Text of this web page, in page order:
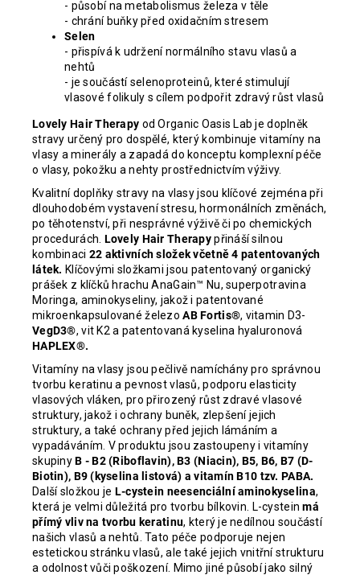
- působí na metabolismus železa v těle
- chrání buňky před oxidačním stresem
Selen
- přispívá k udržení normálního stavu vlasů a
nehtů
- je součástí selenoproteinů, které stimulují
vlasové folikuly s cílem podpořit zdravý růst vlasů
Lovely Hair Therapy od Organic Oasis Lab je doplněk
stravy určený pro dospělé, který kombinuje vitamíny na
vlasy a minerály a zapadá do konceptu komplexní péče
o vlasy, pokožku a nehty prostřednictvím výživy.
Kvalitní doplňky stravy na vlasy jsou klíčové zejména při
dlouhodobém vystavení stresu, hormonálních změnách,
po těhotenství, při nesprávné výživě či po chemických
procedurách. Lovely Hair Therapypřináší silnou
kombinaci 22 aktivních složek včetně 4 patentovaných
látek. Klíčovými složkami jsou patentovaný organický
prášek z klíčků hrachu AnaGain™ Nu, superpotravina
Moringa, aminokyseliny, jakož i patentované
mikroenkapsulované železoAB Fortis®, vitamin D3-
VegD3®, vit K2 a patentovaná kyselina hyaluronová
HAPLEX®.
Vitamíny na vlasy jsou pečlivě namíchány pro správnou
tvorbu keratinu a pevnost vlasů, podporu elasticity
vlasových vláken, pro přirozený růst zdravé vlasové
struktury, jakož i ochrany buněk, zlepšení jejich
struktury, a také ochrany před jejich lámáním a
vypadáváním. V produktu jsou zastoupeny i vitamíny
skupinyB - B2 (Riboflavin), B3 (Niacin), B5, B6, B7 (D-
Biotin), B9 (kyselina listová) a vitamín B10 tzv. PABA.
Další složkou je L-cystein neesenciální aminokyselina,
která je velmi důležitá pro tvorbu bílkovin. L-cysteinmá
přímý vliv na tvorbu keratinu, který je nedílnou součástí
našich vlasů a nehtů. Tato péče podporuje nejen
estetickou stránku vlasů, ale také jejich vnitřní strukturu
a odolnost vůči poškození. Mimo jiné působí jako silný